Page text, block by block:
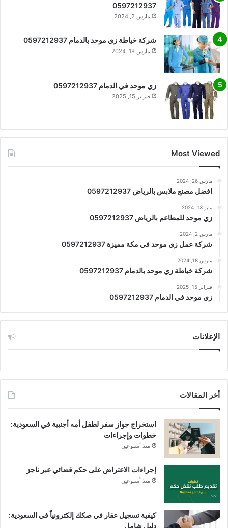
0597212937
مارس 2, 2024
شركة خياطة زي موحد بالدمام 0597212937
مارس 18, 2024
زي موحد في الدمام 0597212937
فبراير 15, 2025
Most Viewed
مارس 26, 2024
افضل مصنع ملابس بالرياض 0597212937
مايو 13, 2024
زي موحد للمطاعم بالرياض 0597212937
مارس 2, 2024
شركة عمل زي موحد في مكة مميزة 0597212937
مارس 18, 2024
شركة خياطة زي موحد بالدمام 0597212937
فبراير 15, 2025
زي موحد في الدمام 0597212937
الإعلانات
أخر المقالات
استخراج جواز سفر لطفل أمه أجنبية في السعودية:
خطوات وإجراءات
منذ أسبوعين
إجراءات الاعتراض على حكم قضائي عبر ناجز
منذ أسبوعين
كيفية تسجيل عقار في صكك إلكترونياً في السعودية:
دليل شامل